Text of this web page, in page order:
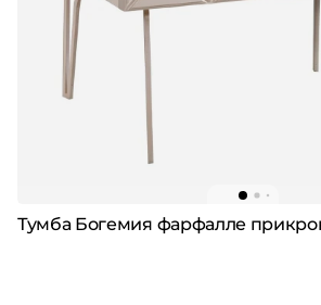
Тумба Богемия фарфалле